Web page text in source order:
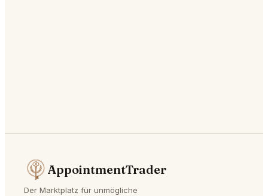
AppointmentTrader
Der Marktplatz für unmögliche